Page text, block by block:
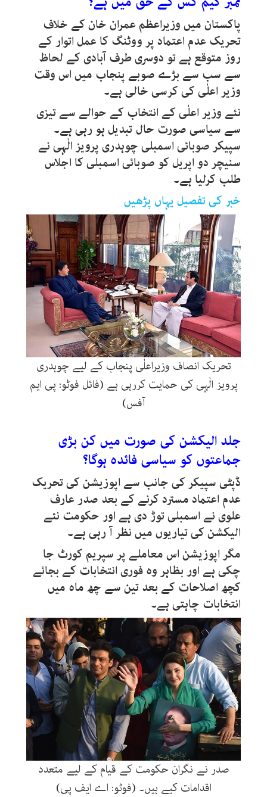
پاکستان میں وزیراعظم عمران خان کے خلاف
تحریک عدم اعتماد پر ووٹنگ کا عمل اتوار کے
روز متوقع ہے تو دوسری طرف آبادی کے لحاظ
سے سب سے بڑے صوبے پنجاب میں اس وقت
وزیر اعلٰی کی کرسی خالی ہے۔
نئے وزیر اعلٰی کے انتخاب کے حوالے سے تیزی
سے سیاسی صورت حال تبدیل ہو رہی ہے۔
سپیکر صوبائی اسمبلی چوہدری پرویز الٰہی نے
سنیچر دو اپریل کو صوبائی اسمبلی کا اجلاس
طلب کرلیا ہے۔
خبر کی تفصیل یہاں پڑھیں
تحریک انصاف وزیراعلٰی پنجاب کے لیے چوہدری
پرویز الٰہی کی حمایت کررہی ہے (فائل فوٹو: پی ایم
آفس)
جلد الیکشن کی صورت میں کن بڑی
جماعتوں کو سیاسی فائدہ ہوگا؟
ڈپٹی سپیکر کی جانب سے اپوزیشن کی تحریک
عدم اعتماد مسترد کرنے کے بعد صدر عارف
علوی نے اسمبلی توڑ دی ہے اور حکومت نئے
الیکشن کی تیاریوں میں نظر آ رہی ہے۔
مگر اپوزیشن اس معاملے پر سپریم کورٹ جا
چکی ہے اور بظاہر وہ فوری انتخابات کے بجائے
کچھ اصلاحات کے بعد تین سے چھ ماہ میں
انتخابات چاہتی ہے۔
صدر نے نگران حکومت کے قیام کے لیے متعدد
اقدامات کیے ہیں۔ (فوٹو: اے ایف پی)